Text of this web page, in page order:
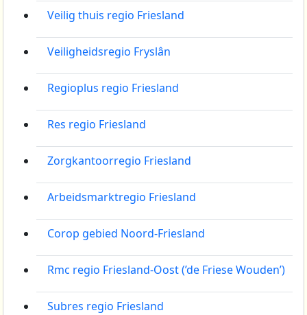
Veilig thuis regio Friesland
Veiligheidsregio Fryslân
Regioplus regio Friesland
Res regio Friesland
Zorgkantoorregio Friesland
Arbeidsmarktregio Friesland
Corop gebied Noord-Friesland
Rmc regio Friesland-Oost (’de Friese Wouden’)
Subres regio Friesland